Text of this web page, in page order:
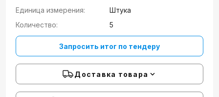
Единица измерения:
Штука
Количество:
5
Запросить итог по тендеру
Доставка товара